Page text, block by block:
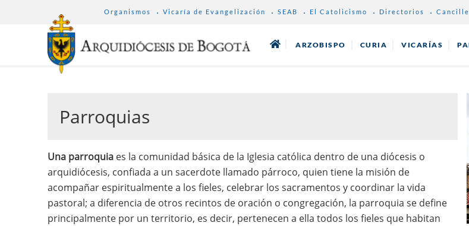
MENU
Organismos Vicaría de Evangelización SEAB El Catolicismo Directorios
ARZOBISPO CURIA VICARÍAS
Parroquias
Una parroquia es la comunidad básica de la Iglesia católica dentro de una diócesis o
arquidiócesis, confiada a un sacerdote llamado párroco, quien tiene la misión de
acompañar espiritualmente a los fieles, celebrar los sacramentos y coordinar la vida
pastoral; a diferencia de otros recintos de oración o congregación, la parroquia se define
principalmente por un territorio, es decir, pertenecen a ella todos los fieles que habitan